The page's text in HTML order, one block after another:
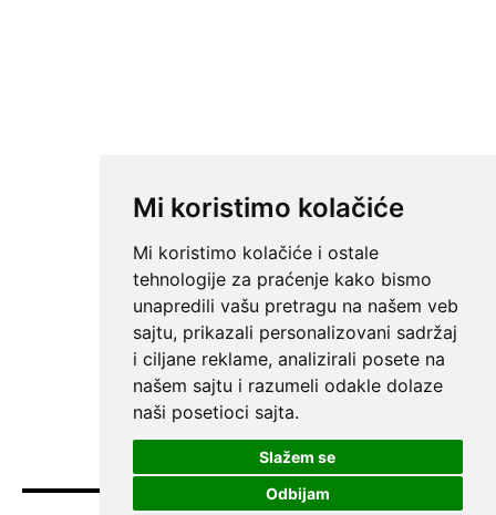
Mi koristimo kolačiće
Mi koristimo kolačiće i ostale
tehnologije za praćenje kako bismo
unapredili vašu pretragu na našem veb
sajtu, prikazali personalizovani sadržaj
i ciljane reklame, analizirali posete na
našem sajtu i razumeli odakle dolaze
naši posetioci sajta.
Slažem se
Odbijam